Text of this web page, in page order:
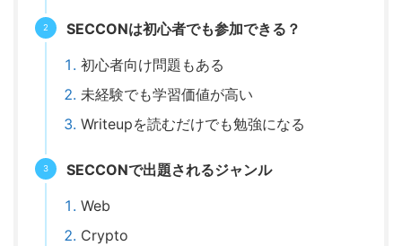
SECCONは初心者でも参加できる？
初心者向け問題もある
未経験でも学習価値が高い
Writeupを読むだけでも勉強になる
SECCONで出題されるジャンル
Web
Crypto